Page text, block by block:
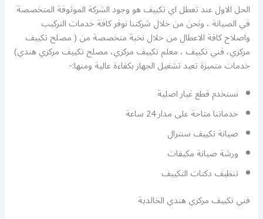
الحل الاول عند تعطل اي تكييف هو وجود الشركة الموثوقة المتخصصة
في الصيانة ، ونحن من خلال شركتنا نوفر كافة خدمات التركيب
واصلاح كافة الاعطال من خلال نخبة متخصصة من ( مصلح تكييف
مركزي، فني تكييف ، معلم تكييف مركزي، مصلح تكييف مركزي هندي)
خدمات متميزة تعيد تشغيل الجهاز بكفاءة عالية ومنها:-
نستخدم قطع غيار اصلية
خدماتنا متاحة على مدار 24 ساعة
صيانة تكييف سنترال
ورشة صيانة مكيفات
تنظيف دكتات التكييف
فني تكييف مركزي هندي الخالدية